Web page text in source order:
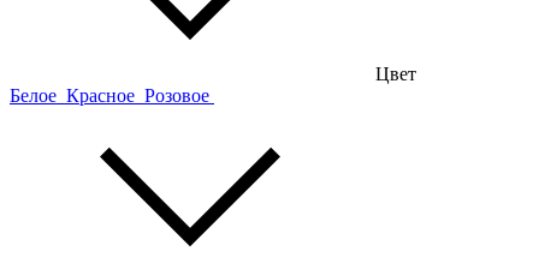
Цвет
Белое Красное Розовое